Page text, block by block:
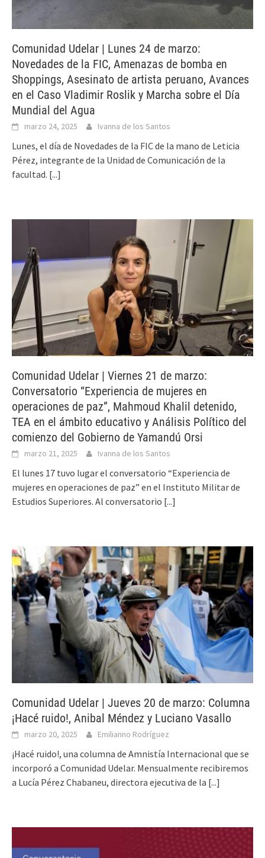
Comunidad Udelar | Lunes 24 de marzo:
Novedades de la FIC, Amenazas de bomba en
Shoppings, Asesinato de artista peruano, Avances
en el Caso Vladimir Roslik y Marcha sobre el Día
Mundial del Agua
marzo 24, 2025 Ivanna de los Santos
Lunes, el día de Novedades de la FIC de la mano de Leticia
Pérez, integrante de la Unidad de Comunicación de la
facultad. [...]
Comunidad Udelar | Viernes 21 de marzo:
Conversatorio “Experiencia de mujeres en
operaciones de paz”, Mahmoud Khalil detenido,
TEA en el ámbito educativo y Análisis Político del
comienzo del Gobierno de Yamandú Orsi
marzo 21, 2025 Ivanna de los Santos
El lunes 17 tuvo lugar el conversatorio “Experiencia de
mujeres en operaciones de paz” en el Instituto Militar de
Estudios Superiores. Al conversatorio [...]
Comunidad Udelar | Jueves 20 de marzo: Columna
¡Hacé ruido!, Anibal Méndez y Luciano Vasallo
marzo 20, 2025 Emilianno Rodríguez
¡Hacé ruido!, una columna de Amnistía Internacional que se
incorporó a Comunidad Udelar. Mensualmente recibiremos
a Lucía Pérez Chabaneu, directora ejecutiva de la [...]